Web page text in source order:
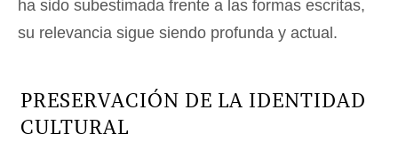
ha sido subestimada frente a las formas escritas,
su relevancia sigue siendo profunda y actual.
PRESERVACIÓN DE LA IDENTIDAD
CULTURAL